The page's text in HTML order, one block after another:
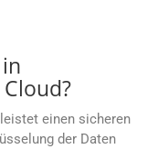
einen sicheren
der Daten